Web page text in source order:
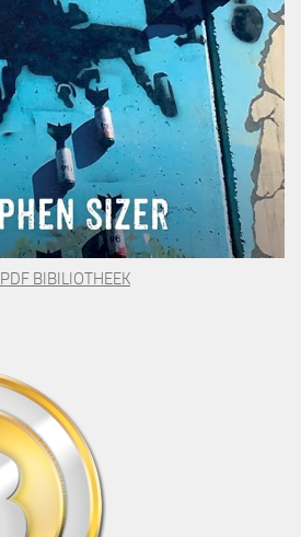
PDF BIBILIOTHEEK